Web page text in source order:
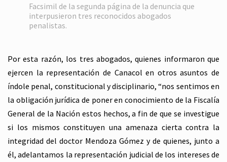
Facsimil de la segunda página de la denuncia que
interpusieron tres reconocidos abogados
penalistas.
Por esta razón, los tres abogados, quienes informaron que
ejercen la representación de Canacol en otros asuntos de
índole penal, constitucional y disciplinario, “nos sentimos en
la obligación jurídica de poner en conocimiento de la Fiscalía
General de la Nación estos hechos, a fin de que se investigue
si los mismos constituyen una amenaza cierta contra la
integridad del doctor Mendoza Gómez y de quienes, junto a
él, adelantamos la representación judicial de los intereses de